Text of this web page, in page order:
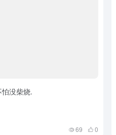
没柴烧.
69 0